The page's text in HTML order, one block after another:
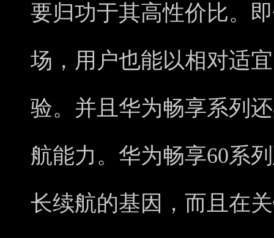
要归功于其高性价比。
场，用户也能以相对适
验。并且华为畅享系列
航能力。华为畅享60系
长续航的基因，而且在